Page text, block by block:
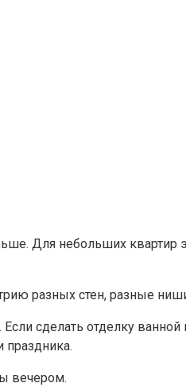
Для небольших квартир
разных стен, разные
сделать отделку
праздника.
вечером.